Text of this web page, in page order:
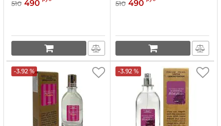
510 490 510 490
-3.92 % -3.92 %